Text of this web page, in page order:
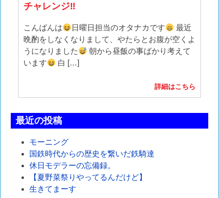
チャレンジ‼︎
こんばんは 日曜日担当のオタナカです
最近
晩酌をしなくなりまして、やたらとお腹が空くよ
うになりました
朝から昼飯の事ばかり考えて
います
白 […]
詳細はこちら
最近の投稿
モーニング
国鉄時代からの歴史を繋いだ鉄騎達
休日モデラーの忘備録。
【夏野菜祭りやってるんだけど】
生きてまーす